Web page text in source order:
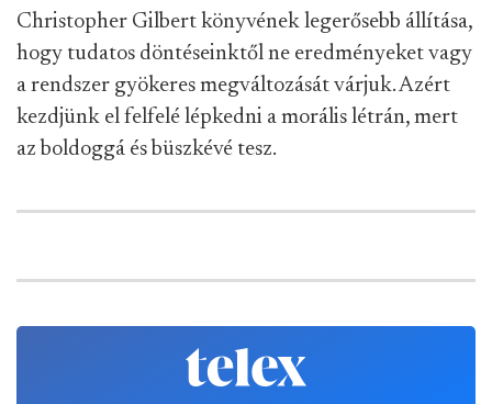
Christopher Gilbert könyvének legerősebb állítása,
hogy tudatos döntéseinktől ne eredményeket vagy
a rendszer gyökeres megváltozását várjuk. Azért
kezdjünk el felfelé lépkedni a morális létrán, mert
az boldoggá és büszkévé tesz.